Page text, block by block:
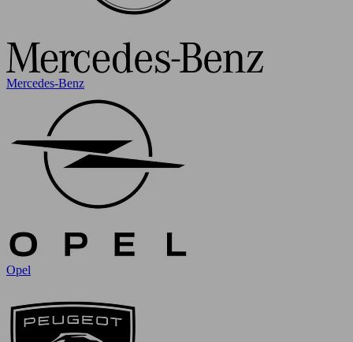
Mercedes-Benz
Opel